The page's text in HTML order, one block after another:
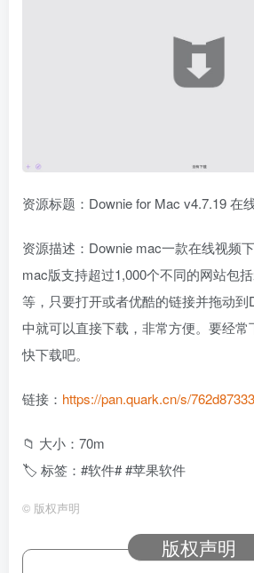
资源标题：Downie for Mac v4.7.19 在
资源描述：Downie mac一款在线视频
mac版支持超过1,000个不同的网站包
等，只要打开或者优酷的链接并拖动
中就可以直接下载，非常方便。要经
快下载吧。
链接： https://pan.quark.cn/s/
📁 大小：70m
🏷 标签：#软件# #苹果软件
© 版权声明
版权声明